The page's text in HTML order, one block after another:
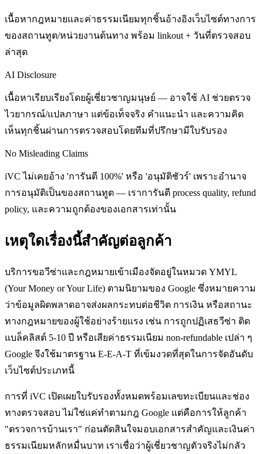
เนื้อหากฎหมายและค่าธรรมเนียมทุกชิ้นอ้างอิงเว็บไซต์ทางการ
ของสถานทูต/หน่วยงานต้นทาง พร้อม linkout + วันที่ตรวจสอบ
ล่าสุด
AI Disclosure
เนื้อหาเรียบเรียงโดยผู้เชี่ยวชาญมนุษย์ — อาจใช้ AI ช่วยตรวจ
ไวยากรณ์/แปลภาษา แต่ข้อเท็จจริง คำแนะนำ และความคิด
เห็นทุกชิ้นผ่านการตรวจสอบโดยทีมที่ปรึกษามีใบรับรอง
No Misleading Claims
iVC ไม่เคยอ้าง 'การันตี 100%' หรือ 'อนุมัติชัวร์' เพราะอำนาจ
การอนุมัติเป็นของสถานทูต — เราการันตี process quality, refund
policy, และความถูกต้องของเอกสารเท่านั้น
เหตุใดเรื่องนี้สำคัญต่อลูกค้า
บริการขอวีซ่าและกฎหมายเข้าเมืองจัดอยู่ในหมวด YMYL
(Your Money or Your Life) ตามนิยามของ Google ซึ่งหมายความ
ว่าข้อมูลผิดพลาดอาจส่งผลกระทบต่อชีวิต การเงิน หรือสถานะ
ทางกฎหมายของผู้ใช้อย่างร้ายแรง เช่น การถูกปฏิเสธวีซ่า ติด
แบล็คลิสต์ 5-10 ปี หรือเสียค่าธรรมเนียม non-refundable เปล่า ๆ
Google จึงใช้มาตรฐาน E-E-A-T ที่เข้มงวดที่สุดในการจัดอันดับ
เว็บไซต์ประเภทนี้
การที่ iVC เปิดเผยใบรับรองทั้งหมดพร้อมเลขทะเบียนและช่อง
ทางตรวจสอบ ไม่ใช่แค่ทำตามกฎ Google แต่คือการให้ลูกค้า
"ตรวจการบ้านเรา" ก่อนตัดสินใจมอบเอกสารสำคัญและเงินค่า
ธรรมเนียมหลักหมื่นบาท เราเชื่อว่าผู้เชี่ยวชาญตัวจริงไม่กลัว